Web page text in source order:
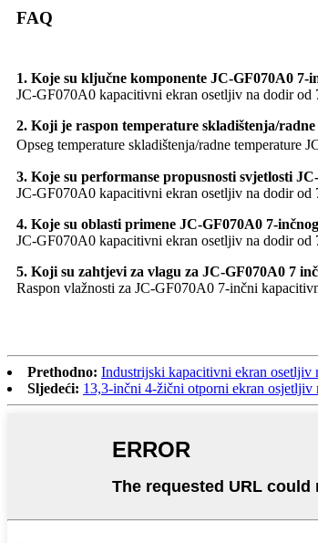
FAQ
1. Koje su ključne komponente JC-GF070A0
JC-GF070A0 kapacitivni ekran osetljiv na dodir od
2. Koji je raspon temperature skladištenja/
Opseg temperature skladištenja/radne
3. Koje su performanse propusnosti svjetlosti
JC-GF070A0 kapacitivni ekran osetljiv na dodir od
4. Koje su oblasti primene JC-GF070A0 7-
JC-GF070A0 kapacitivni ekran osetljiv na dodir od
5. Koji su zahtjevi za vlagu za JC-GF070A0 7
Raspon vlažnosti za JC-GF070A0 7-inčni
Prethodno: Industrijski kapacitivni ekran osetljiv
Sljedeći: 13,3-inčni 4-žični otporni ekran osjetljiv